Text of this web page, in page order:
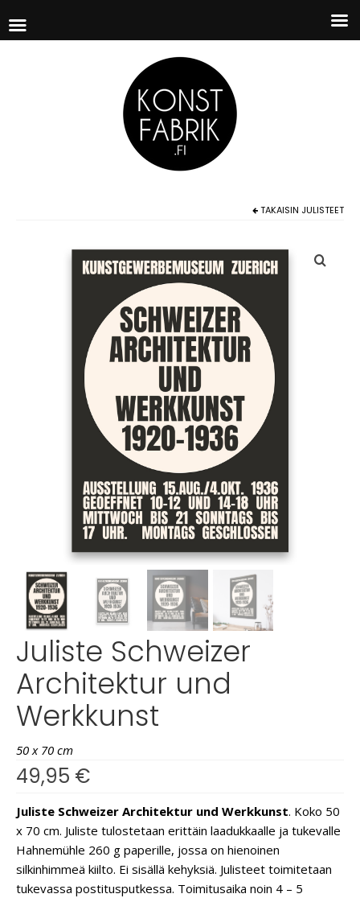
TAKAISIN JULISTEET
Juliste Schweizer
Architektur und
Werkkunst
50 x 70 cm
49,95 €
Juliste Schweizer Architektur und Werkkunst. Koko 50
x 70 cm. Juliste tulostetaan erittäin laadukkaalle ja tukevalle
Hahnemühle 260 g paperille, jossa on hienoinen
silkinhimmeä kiilto. Ei sisällä kehyksiä. Julisteet toimitetaan
tukevassa postitusputkessa. Toimitusaika noin 4 – 5